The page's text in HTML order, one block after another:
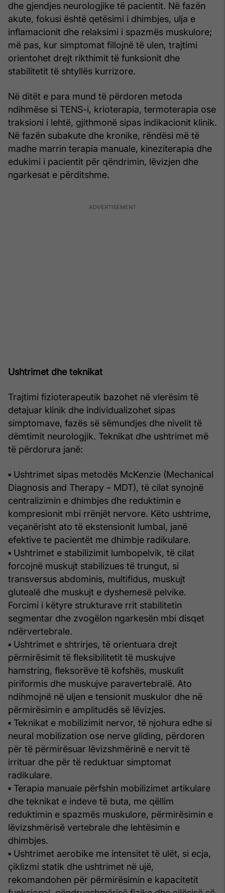
dhe gjendjes neurologjike të pacientit. Në fazën
akute, fokusi është qetësimi i dhimbjes, ulja e
inflamacionit dhe relaksimi i spazmës muskulore;
më pas, kur simptomat fillojnë të ulen, trajtimi
orientohet drejt rikthimit të funksionit dhe
stabilitetit të shtyllës kurrizore.
Në ditët e para mund të përdoren metoda
ndihmëse si TENS-i, krioterapia, termoterapia ose
traksioni i lehtë, gjithmonë sipas indikacionit klinik.
Në fazën subakute dhe kronike, rëndësi më të
madhe marrin terapia manuale, kineziterapia dhe
edukimi i pacientit për qëndrimin, lëvizjen dhe
ngarkesat e përditshme.
Ushtrimet dhe teknikat
Trajtimi fizioterapeutik bazohet në vlerësim të
detajuar klinik dhe individualizohet sipas
simptomave, fazës së sëmundjes dhe nivelit të
dëmtimit neurologjik. Teknikat dhe ushtrimet më
të përdorura janë:
▪ Ushtrimet sipas metodës McKenzie (Mechanical
Diagnosis and Therapy – MDT), të cilat synojnë
centralizimin e dhimbjes dhe reduktimin e
kompresionit mbi rrënjët nervore. Këto ushtrime,
veçanërisht ato të ekstensionit lumbal, janë
efektive te pacientët me dhimbje radikulare.
▪ Ushtrimet e stabilizimit lumbopelvik, të cilat
forcojnë muskujt stabilizues të trungut, si
transversus abdominis, multifidus, muskujt
glutealë dhe muskujt e dyshemesë pelvike.
Forcimi i këtyre strukturave rrit stabilitetin
segmentar dhe zvogëlon ngarkesën mbi disqet
ndërvertebrale.
▪ Ushtrimet e shtrirjes, të orientuara drejt
përmirësimit të fleksibilitetit të muskujve
hamstring, fleksorëve të kofshës, muskulit
piriformis dhe muskujve paravertebralë. Ato
ndihmojnë në uljen e tensionit muskulor dhe në
përmirësimin e amplitudës së lëvizjes.
▪ Teknikat e mobilizimit nervor, të njohura edhe si
neural mobilization ose nerve gliding, përdoren
për të përmirësuar lëvizshmërinë e nervit të
irrituar dhe për të reduktuar simptomat
radikulare.
▪ Terapia manuale përfshin mobilizimet artikulare
dhe teknikat e indeve të buta, me qëllim
reduktimin e spazmës muskulore, përmirësimin e
lëvizshmërisë vertebrale dhe lehtësimin e
dhimbjes.
▪ Ushtrimet aerobike me intensitet të ulët, si ecja,
çiklizmi statik dhe ushtrimet në ujë,
rekomandohen për përmirësimin e kapacitetit